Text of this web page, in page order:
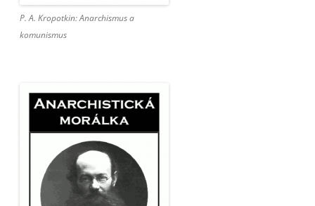
P. A. Kropotkin: Anarchismus a
komunismus